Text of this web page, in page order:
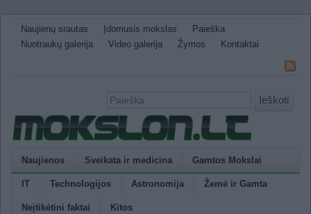
Naujienų srautas Įdomusis mokslas
Paieška
Nuotraukų galerija
Video galerija Žymos Kontaktai
Ieškoti
Naujienos Sveikata ir medicina Gamtos Mokslai
IT Technologijos Astronomija Žemė ir Gamta
Neįtikėtini faktai Kitos